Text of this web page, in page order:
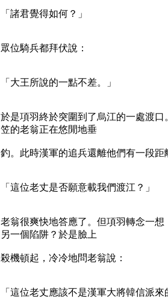
「諸君覺得如何？」
眾位騎兵都拜伏說：
「大王所說的一點不差。」
於是項羽終於突圍到了烏江的一處渡
笠的老翁正在悠閒地垂
釣。此時漢軍的追兵還離他們有一段
「這位老丈是否願意載我們渡江？」
老翁很爽快地答應了。但項羽轉念一
另一個陷阱？於是臉上
殺機頓起，冷冷地問老翁說：
「這位老丈應該不是漢軍大將韓信派來